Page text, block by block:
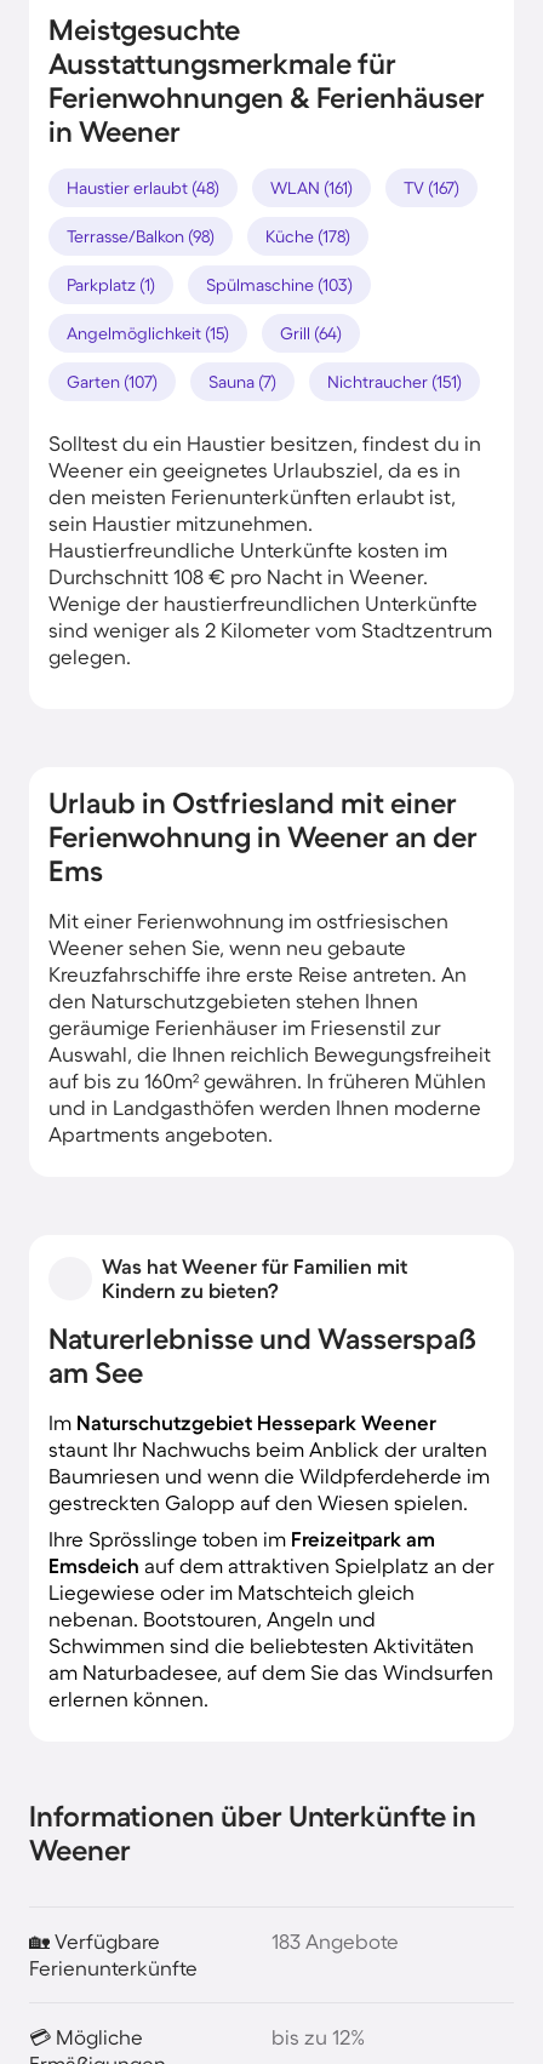
Meistgesuchte
Ausstattungsmerkmale für
Ferienwohnungen & Ferienhäuser
in Weener
Haustier erlaubt (48) WLAN (161) TV (167)
Terrasse/Balkon (98) Küche (178)
Parkplatz (1) Spülmaschine (103)
Angelmöglichkeit (15) Grill (64)
Garten (107) Sauna (7) Nichtraucher (151)
Solltest du ein Haustier besitzen, findest du in
Weener ein geeignetes Urlaubsziel, da es in
den meisten Ferienunterkünften erlaubt ist,
sein Haustier mitzunehmen.
Haustierfreundliche Unterkünfte kosten im
Durchschnitt 108 € pro Nacht in Weener.
Wenige der haustierfreundlichen Unterkünfte
sind weniger als 2 Kilometer vom Stadtzentrum
gelegen.
Urlaub in Ostfriesland mit einer
Ferienwohnung in Weener an der
Ems
Mit einer Ferienwohnung im ostfriesischen
Weener sehen Sie, wenn neu gebaute
Kreuzfahrschiffe ihre erste Reise antreten. An
den Naturschutzgebieten stehen Ihnen
geräumige Ferienhäuser im Friesenstil zur
Auswahl, die Ihnen reichlich Bewegungsfreiheit
auf bis zu 160m² gewähren. In früheren Mühlen
und in Landgasthöfen werden Ihnen moderne
Apartments angeboten.
Was hat Weener für Familien mit
Kindern zu bieten?
Naturerlebnisse und Wasserspaß
am See
Im Naturschutzgebiet Hessepark Weener
staunt Ihr Nachwuchs beim Anblick der uralten
Baumriesen und wenn die Wildpferdeherde im
gestreckten Galopp auf den Wiesen spielen.
Ihre Sprösslinge toben im Freizeitpark am
Emsdeich auf dem attraktiven Spielplatz an der
Liegewiese oder im Matschteich gleich
nebenan. Bootstouren, Angeln und
Schwimmen sind die beliebtesten Aktivitäten
am Naturbadesee, auf dem Sie das Windsurfen
erlernen können.
Informationen über Unterkünfte in
Weener
🏡 Verfügbare
Ferienunterkünfte
183 Angebote
💳 Mögliche
bis zu 12%